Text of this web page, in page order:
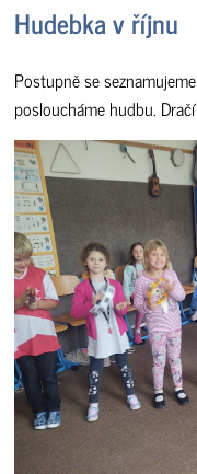
Hudebka v říjnu
Postupně se
posloucháme hudbu.